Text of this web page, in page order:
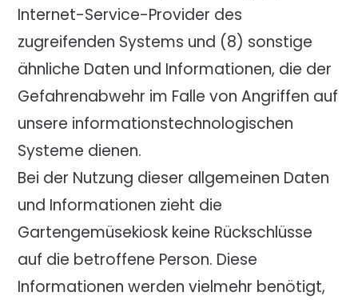
Internet-Service-Provider des
zugreifenden Systems und (8) sonstige
ähnliche Daten und Informationen, die der
Gefahrenabwehr im Falle von Angriffen auf
unsere informationstechnologischen
Systeme dienen.
Bei der Nutzung dieser allgemeinen Daten
und Informationen zieht die
Gartengemüsekiosk keine Rückschlüsse
auf die betroffene Person. Diese
Informationen werden vielmehr benötigt,